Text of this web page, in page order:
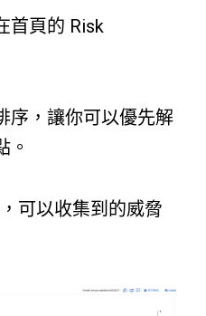
首頁的 Risk
序，讓你可以優先解
。
可以收集到的威脅